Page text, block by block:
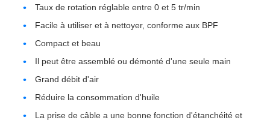
Taux de rotation réglable entre 0 et 5 tr/min
Facile à utiliser et à nettoyer, conforme aux BPF
Compact et beau
Il peut être assemblé ou démonté d'une seule main
Grand débit d'air
Réduire la consommation d'huile
La prise de câble a une bonne fonction d'étanchéité et